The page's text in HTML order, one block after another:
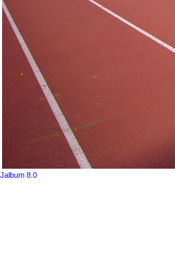
Jalbum 8.0